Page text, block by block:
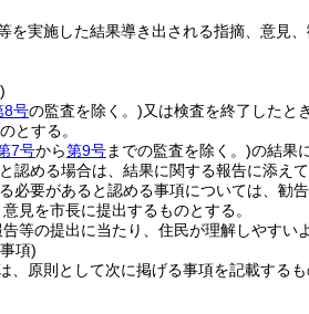
を実施した結果導き出される指摘、意見
8号の監査を除く。)又は検査を終了したと
とする。
7号から第9号までの監査を除く。)の結果
認める場合は、結果に関する報告に添え
必要があると認める事項については、勧
見を市長に提出するものとする。
等の提出に当たり、住民が理解しやすい
項)
、原則として次に掲げる事項を記載するも